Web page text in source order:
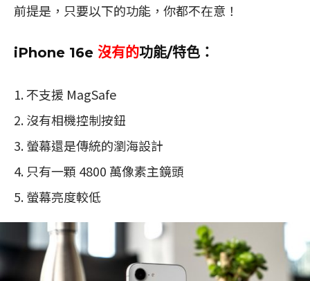
前提是，只要以下的功能，你都不在意！
iPhone 16e 沒有的功能/特色：
不支援 MagSafe
沒有相機控制按鈕
螢幕還是傳統的瀏海設計
只有一顆 4800 萬像素主鏡頭
螢幕亮度較低